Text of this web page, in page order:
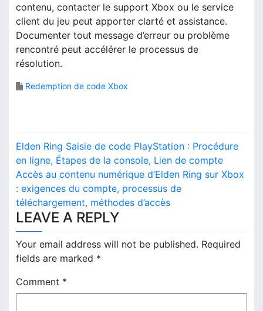
contenu, contacter le support Xbox ou le service
client du jeu peut apporter clarté et assistance.
Documenter tout message d’erreur ou problème
rencontré peut accélérer le processus de
résolution.
Redemption de code Xbox
P
o
s
t
n
a
v
i
Elden Ring Saisie de code PlayStation : Procédure
en ligne, Étapes de la console, Lien de compte
Accès au contenu numérique d’Elden Ring sur Xbox
: exigences du compte, processus de
téléchargement, méthodes d’accès
LEAVE A REPLY
Your email address will not be published. Required
fields are marked *
Comment *